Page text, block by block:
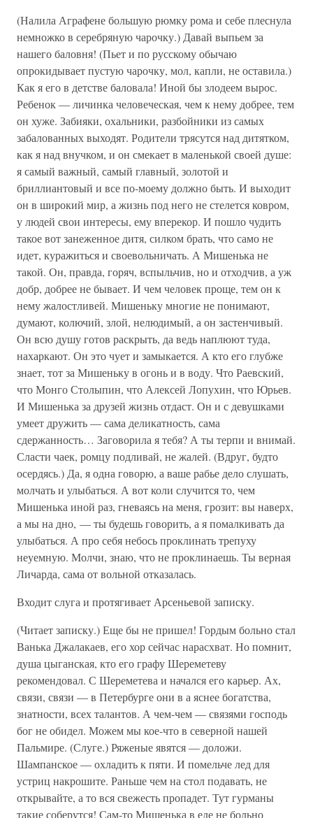
(Налила Аграфене большую рюмку рома и себе плеснула
немножко в серебряную чарочку.) Давай выпьем за
нашего баловня! (Пьет и по русскому обычаю
опрокидывает пустую чарочку, мол, капли, не оставила.)
Как я его в детстве баловала! Иной бы злодеем вырос.
Ребенок — личинка человеческая, чем к нему добрее, тем
он хуже. Забияки, охальники, разбойники из самых
забалованных выходят. Родители трясутся над дитятком,
как я над внучком, и он смекает в маленькой своей душе:
я самый важный, самый главный, золотой и
бриллиантовый и все по-моему должно быть. И выходит
он в широкий мир, а жизнь под него не стелется ковром,
у людей свои интересы, ему вперекор. И пошло чудить
такое вот занеженное дитя, силком брать, что само не
идет, куражиться и своевольничать. А Мишенька не
такой. Он, правда, горяч, вспыльчив, но и отходчив, а уж
добр, добрее не бывает. И чем человек проще, тем он к
нему жалостливей. Мишеньку многие не понимают,
думают, колючий, злой, нелюдимый, а он застенчивый.
Он всю душу готов раскрыть, да ведь наплюют туда,
нахаркают. Он это чует и замыкается. А кто его глубже
знает, тот за Мишеньку в огонь и в воду. Что Раевский,
что Монго Столыпин, что Алексей Лопухин, что Юрьев.
И Мишенька за друзей жизнь отдаст. Он и с девушками
умеет дружить — сама деликатность, сама
сдержанность… Заговорила я тебя? А ты терпи и внимай.
Сласти чаек, ромцу подливай, не жалей. (Вдруг, будто
осердясь.) Да, я одна говорю, а ваше рабье дело слушать,
молчать и улыбаться. А вот коли случится то, чем
Мишенька иной раз, гневаясь на меня, грозит: вы наверх,
а мы на дно, — ты будешь говорить, а я помалкивать да
улыбаться. А про себя небось проклинать трепуху
неуемную. Молчи, знаю, что не проклинаешь. Ты верная
Личарда, сама от вольной отказалась.
Входит слуга и протягивает Арсеньевой записку.
(Читает записку.) Еще бы не пришел! Гордым больно стал
Ванька Джалакаев, его хор сейчас нарасхват. Но помнит,
душа цыганская, кто его графу Шереметеву
рекомендовал. С Шереметева и начался его карьер. Ах,
связи, связи — в Петербурге они в а яснее богатства,
знатности, всех талантов. А чем-чем — связями господь
бог не обидел. Можем мы кое-что в северной нашей
Пальмире. (Слуге.) Ряженые явятся — доложи.
Шампанское — охладить к пяти. И помельче лед для
устриц накрошите. Раньше чем на стол подавать, не
открывайте, а то вся свежесть пропадет. Тут гурманы
такие соберутся! Сам-то Мишенька в еде не больно